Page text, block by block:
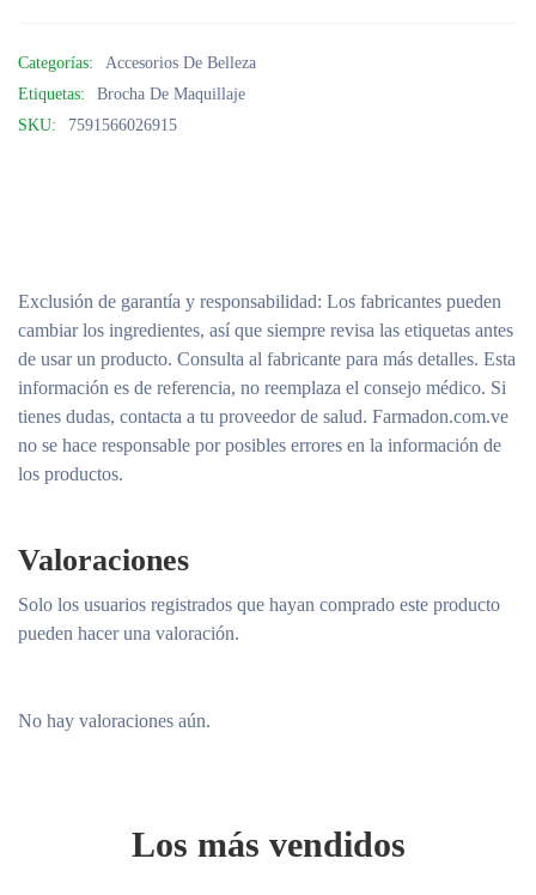
Categorías:
Accesorios De Belleza
Etiquetas:
Brocha De Maquillaje
SKU:
7591566026915
Exclusión de garantía y responsabilidad: Los fabricantes pueden
cambiar los ingredientes, así que siempre revisa las etiquetas antes
de usar un producto. Consulta al fabricante para más detalles. Esta
información es de referencia, no reemplaza el consejo médico. Si
tienes dudas, contacta a tu proveedor de salud. Farmadon.com.ve
no se hace responsable por posibles errores en la información de
los productos.
Valoraciones
No hay valoraciones aún.
Solo los usuarios registrados que hayan comprado este producto
pueden hacer una valoración.
Los más vendidos